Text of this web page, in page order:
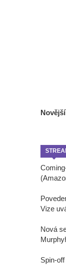
Vize
Nová
Spin-